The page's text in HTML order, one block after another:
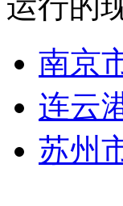
南京
连云
苏州